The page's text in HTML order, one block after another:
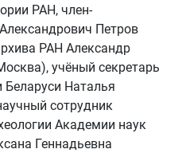
РАН, член-
Петров
РАН Александр
учёный секретарь
Беларуси Наталья
сотрудник
Академии наук
Геннадьевна